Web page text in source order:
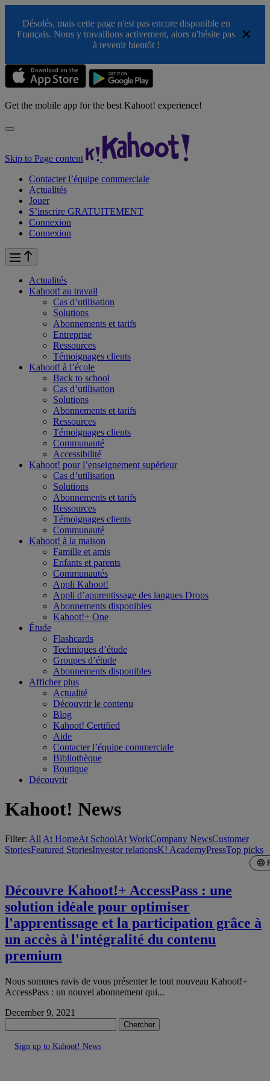
Désolés, mais cette page n'est pas encore disponible en
Français. Nous y travaillons activement, alors n'hésite pas
à revenir bientôt !
×
Get the mobile app for the best Kahoot! experience!
Skip to Page content
Contacter l’équipe commerciale
Actualités
Jouer
S’inscrire GRATUITEMENT
Connexion
Connexion
Actualités
Kahoot! au travail
Cas d’utilisation
Solutions
Abonnements et tarifs
Entreprise
Ressources
Témoignages clients
Kahoot! à l’école
Back to school
Cas d’utilisation
Solutions
Abonnements et tarifs
Ressources
Témoignages clients
Communauté
Accessibilité
Kahoot! pour l’enseignement supérieur
Cas d’utilisation
Solutions
Abonnements et tarifs
Ressources
Témoignages clients
Communauté
Kahoot! à la maison
Famille et amis
Enfants et parents
Communautés
Appli Kahoot!
Appli d’apprentissage des langues Drops
Abonnements disponibles
Kahoot!+ One
Étude
Flashcards
Techniques d’étude
Groupes d’étude
Abonnements disponibles
Afficher plus
Actualité
Découvrir le contenu
Blog
Kahoot! Certified
Aide
Contacter l’équipe commerciale
Bibliothèque
Boutique
Découvrir
Kahoot! News
Filter: All At HomeAt SchoolAt WorkCompany NewsCustomer
StoriesFeatured StoriesInvestor relationsK! AcademyPressTop picks
Découvre Kahoot!+ AccessPass : une
solution idéale pour optimiser
l'apprentissage et la participation grâce à
un accès à l'intégralité du contenu
premium
Nous sommes ravis de vous présenter le tout nouveau Kahoot!+
AccessPass : un nouvel abonnement qui...
December 9, 2021
Chercher
Sign up to Kahoot! News